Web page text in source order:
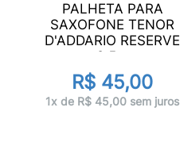
PALHETA PARA
SAXOFONE TENOR
D'ADDARIO RESERVE
2.5...
R$ 45,00
1x de R$ 45,00 sem juros